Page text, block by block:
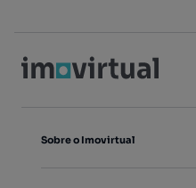
Sobre o Imovirtual